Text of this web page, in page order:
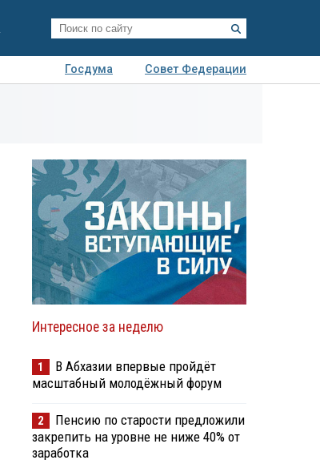
Госдума
Совет Федерации
Интересное за неделю
1
В Абхазии впервые пройдёт
масштабный молодёжный форум
2
Пенсию по старости предложили
закрепить на уровне не ниже 40% от
заработка